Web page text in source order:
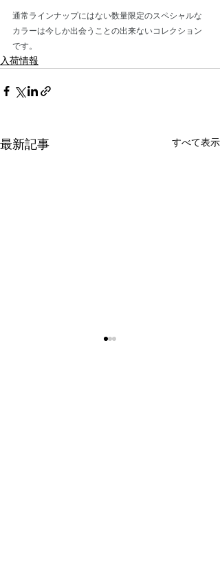
通常ラインナップにはない数量限定のスペシャルな
カラーは今しか出会うことの出来ないコレクション
です。
入荷情報
最新記事 すべて表示